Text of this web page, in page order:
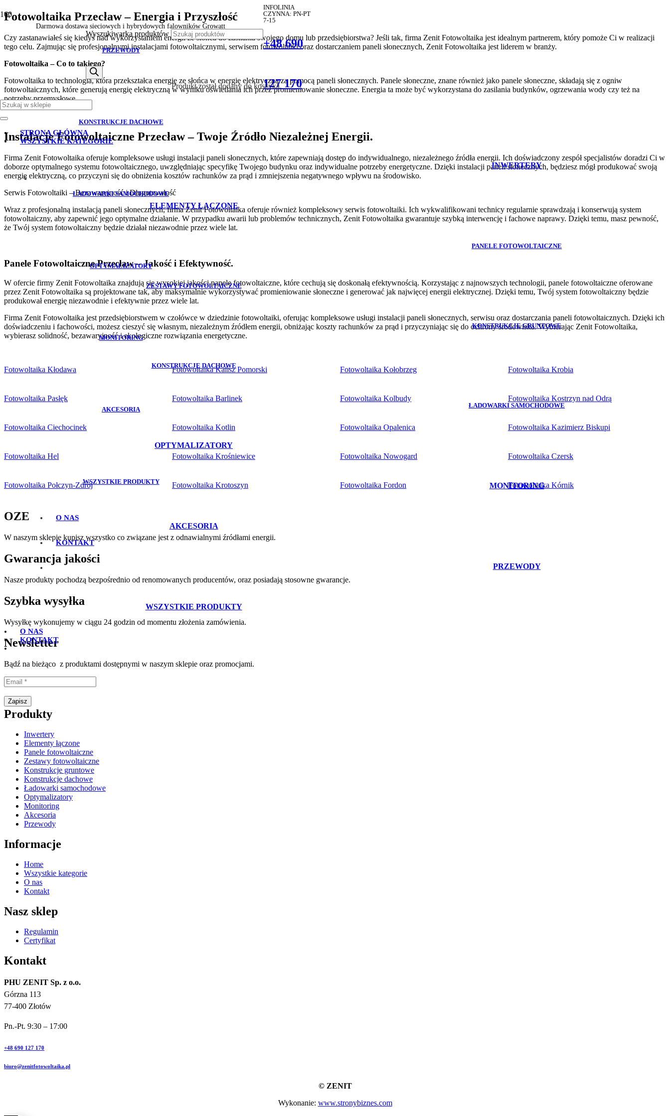
Darmowa dostawa sieciowych i hybrydowych falowników Growatt
Wyszukiwarka produktów
INFOLINIA
CZYNNA: PN-PT
7-15
+48 690
127 170
PRZEWODY
KONSTRUKCJE DACHOWE
ŁADOWARKI SAMOCHODOWE
OPTYMALIZATORY
MONITORING
AKCESORIA
WSZYSTKIE PRODUKTY
O NAS
KONTAKT
Produktzostał dodany do koszyka.
STRONA GŁÓWNA
WSZYSTKIE KATEGORIE
INWERTERY
ELEMENTY ŁĄCZONE
PANELE FOTOWOLTAICZNE
ZESTAWY FOTOWOLTAICZNE
KONSTRUKCJE GRUNTOWE
KONSTRUKCJE DACHOWE
ŁADOWARKI SAMOCHODOWE
OPTYMALIZATORY
MONITORING
AKCESORIA
PRZEWODY
WSZYSTKIE PRODUKTY
O NAS
KONTAKT
Fotowoltaika Przecław – Energia i Przyszłość
Czy zastanawiałeś się kiedyś nad wykorzystaniem energii ze słońca do zasilania swojego domu lub przedsiębiorstwa? Jeśli tak, firma Zenit Fotowoltaika jest idealnym partnerem, który pomoże Ci w realizacji
tego celu. Zajmując się profesjonalnymi instalacjami fotowoltaicznymi, serwisem fotowoltaiki oraz dostarczaniem paneli słonecznych, Zenit Fotowoltaika jest liderem w branży.
Fotowoltaika – Co to takiego?
Fotowoltaika to technologia, która przekształca energię ze słońca w energię elektryczną za pomocą paneli słonecznych. Panele słoneczne, znane również jako panele słoneczne, składają się z ogniw
fotowoltaicznych, które generują energię elektryczną w wyniku oświetlania ich przez promieniowanie słoneczne. Energia ta może być wykorzystana do zasilania budynków, ogrzewania wody czy też na
potrzeby przemysłowe.
Instalacje Fotowoltaiczne Przecław – Twoje Źródło Niezależnej Energii.
Firma Zenit Fotowoltaika oferuje kompleksowe usługi instalacji paneli słonecznych, które zapewniają dostęp do indywidualnego, niezależnego źródła energii. Ich doświadczony zespół specjalistów doradzi Ci w
doborze optymalnego systemu fotowoltaicznego, uwzględniając specyfikę Twojego budynku oraz indywidualne potrzeby energetyczne. Dzięki instalacji paneli słonecznych, będziesz mógł produkować swoją
energię elektryczną, co przyczyni się do obniżenia kosztów rachunków za prąd i zmniejszenia negatywnego wpływu na środowisko.
Serwis Fotowoltaiki – Bezawaryjność i Długotrwałość
Wraz z profesjonalną instalacją paneli słonecznych, firma Zenit Fotowoltaika oferuje również kompleksowy serwis fotowoltaiki. Ich wykwalifikowani technicy regularnie sprawdzają i konserwują system
fotowoltaiczny, aby zapewnić jego optymalne działanie. W przypadku awarii lub problemów technicznych, Zenit Fotowoltaika gwarantuje szybką interwencję i fachowe naprawy. Dzięki temu, masz pewność,
że Twój system fotowoltaiczny będzie działał niezawodnie przez wiele lat.
Panele Fotowoltaiczne Przecław – Jakość i Efektywność.
W ofercie firmy Zenit Fotowoltaika znajdują się wysokiej jakości panele fotowoltaiczne, które cechują się doskonałą efektywnością. Korzystając z najnowszych technologii, panele fotowoltaiczne oferowane
przez Zenit Fotowoltaika są projektowane tak, aby maksymalnie wykorzystywać promieniowanie słoneczne i generować jak najwięcej energii elektrycznej. Dzięki temu, Twój system fotowoltaiczny będzie
produkował energię niezawodnie i efektywnie przez wiele lat.
Firma Zenit Fotowoltaika jest przedsiębiorstwem w czołówce w dziedzinie fotowoltaiki, oferując kompleksowe usługi instalacji paneli słonecznych, serwisu oraz dostarczania paneli fotowoltaicznych. Dzięki ich
doświadczeniu i fachowości, możesz cieszyć się własnym, niezależnym źródłem energii, obniżając koszty rachunków za prąd i przyczyniając się do ochrony środowiska. Wybierając Zenit Fotowoltaika,
wybierasz solidność, bezawaryjność i ekologiczne rozwiązania energetyczne.
Fotowoltaika Kłodawa Fotowoltaika Kalisz Pomorski Fotowoltaika Kołobrzeg Fotowoltaika Krobia
Fotowoltaika Pasłęk Fotowoltaika Barlinek Fotowoltaika Kolbudy Fotowoltaika Kostrzyn nad Odrą
Fotowoltaika Ciechocinek Fotowoltaika Kotlin Fotowoltaika Opalenica Fotowoltaika Kazimierz Biskupi
Fotowoltaika Hel Fotowoltaika Krośniewice Fotowoltaika Nowogard Fotowoltaika Czersk
Fotowoltaika Połczyn-Zdrój Fotowoltaika Krotoszyn Fotowoltaika Fordon Fotowoltaika Kórnik
OZE
W naszym sklepie kupisz wszystko co związane jest z odnawialnymi źródłami energii.
Gwarancja jakości
Nasze produkty pochodzą bezpośrednio od renomowanych producentów, oraz posiadają stosowne gwarancje.
Szybka wysyłka
Wysyłkę wykonujemy w ciągu 24 godzin od momentu złożenia zamówienia.
Newsletter
Bądź na bieżąco z produktami dostępnymi w naszym sklepie oraz promocjami.
Zapisz
Produkty
Inwertery
Elementy łączone
Panele fotowoltaiczne
Zestawy fotowoltaiczne
Konstrukcje gruntowe
Konstrukcje dachowe
Ładowarki samochodowe
Optymalizatory
Monitoring
Akcesoria
Przewody
Informacje
Home
Wszystkie kategorie
O nas
Kontakt
Nasz sklep
Regulamin
Certyfikat
Kontakt
PHU ZENIT Sp. z o.o.
Górzna 113
77-400 Złotów
Pn.-Pt. 9:30 – 17:00
+48 690 127 170
biuro@zenitfotowoltaika.pl
© ZENIT
Wykonanie: www.stronybiznes.com